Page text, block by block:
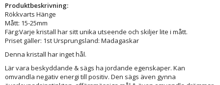
Produktbeskrivning:
Rökkvarts Hänge
Mått: 15-25mm
Färg:Varje kristall har sitt unika utseende och skiljer lite i mått.
Priset gäller: 1st Ursprungsland: Madagaskar
Denna kristall har inget hål.
Lär vara beskyddande & sägs ha jordande egenskaper. Kan
omvandla negativ energi till positiv. Den sägs även gynna